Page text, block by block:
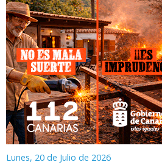
Lunes, 20 de Julio de 2026